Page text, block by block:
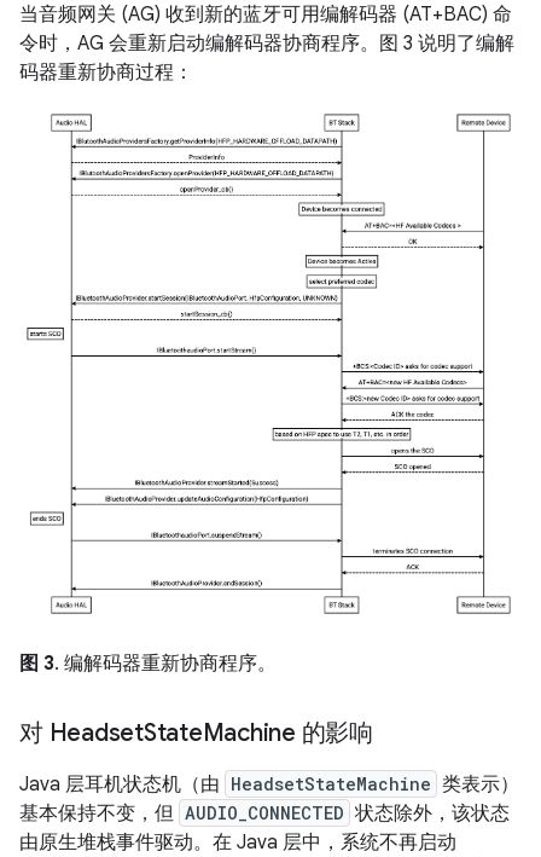
当音频网关 (AG) 收到新的蓝牙可用编解码器 (AT+BAC) 命
令时，AG 会重新启动编解码器协商程序。图 3 说明了编解
码器重新协商过程：
图 3. 编解码器重新协商程序。
对 HeadsetStateMachine 的影响
Java 层耳机状态机（由 HeadsetStateMachine 类表示）
基本保持不变，但 AUDIO_CONNECTED 状态除外，该状态
由原生堆栈事件驱动。在 Java 层中，系统不再启动